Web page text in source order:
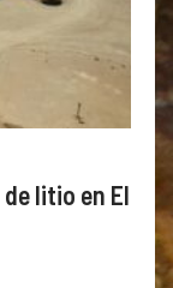
litio en El